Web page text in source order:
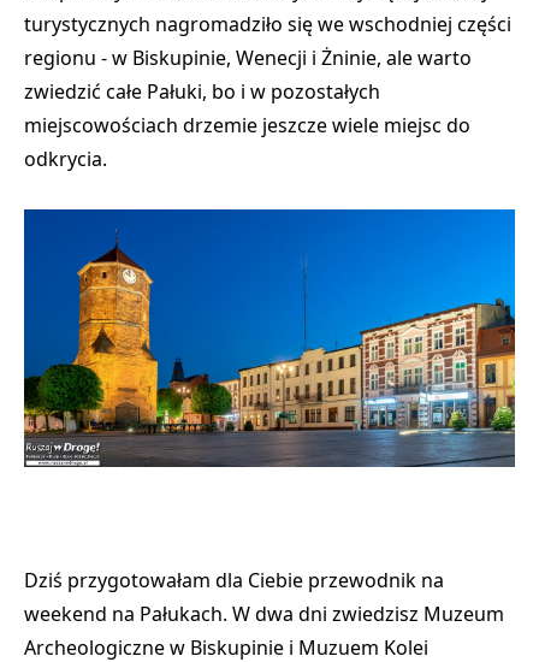
turystycznych nagromadziło się we wschodniej części
regionu - w Biskupinie, Wenecji i Żninie, ale warto
zwiedzić całe Pałuki, bo i w pozostałych
miejscowościach drzemie jeszcze wiele miejsc do
odkrycia.
Dziś przygotowałam dla Ciebie przewodnik na
weekend na Pałukach. W dwa dni zwiedzisz Muzeum
Archeologiczne w Biskupinie i Muzuem Kolei